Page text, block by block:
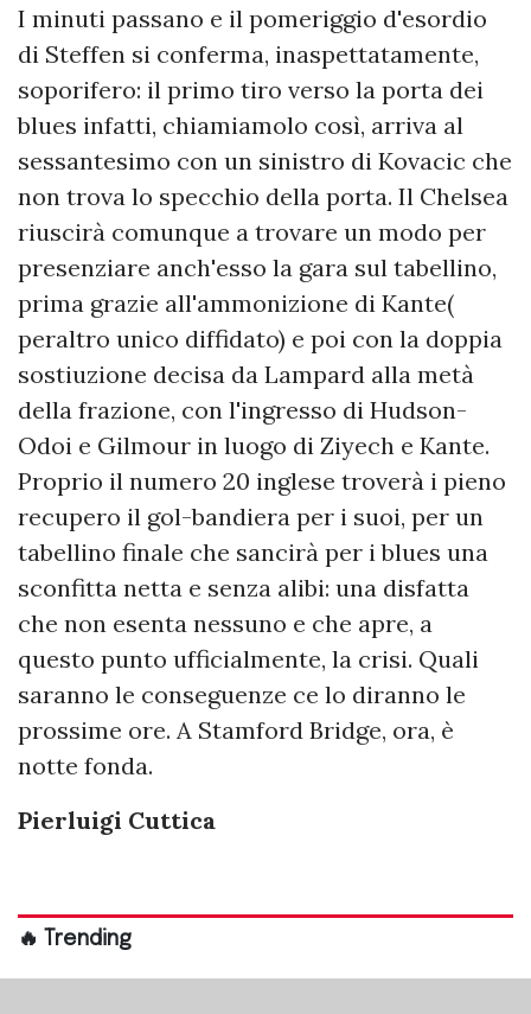
I minuti passano e il pomeriggio d'esordio
di Steffen si conferma, inaspettatamente,
soporifero: il primo tiro verso la porta dei
blues infatti, chiamiamolo così, arriva al
sessantesimo con un sinistro di Kovacic che
non trova lo specchio della porta. Il Chelsea
riuscirà comunque a trovare un modo per
presenziare anch'esso la gara sul tabellino,
prima grazie all'ammonizione di Kante(
peraltro unico diffidato) e poi con la doppia
sostiuzione decisa da Lampard alla metà
della frazione, con l'ingresso di Hudson-
Odoi e Gilmour in luogo di Ziyech e Kante.
Proprio il numero 20 inglese troverà i pieno
recupero il gol-bandiera per i suoi, per un
tabellino finale che sancirà per i blues una
sconfitta netta e senza alibi: una disfatta
che non esenta nessuno e che apre, a
questo punto ufficialmente, la crisi. Quali
saranno le conseguenze ce lo diranno le
prossime ore. A Stamford Bridge, ora, è
notte fonda.
Pierluigi Cuttica
🔥 Trending